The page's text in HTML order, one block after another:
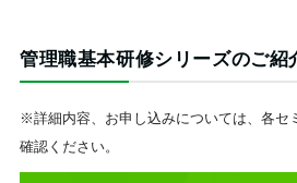
管理職基本研修シリーズのご紹
※詳細内容、お申し込みについては、各セ
確認ください。